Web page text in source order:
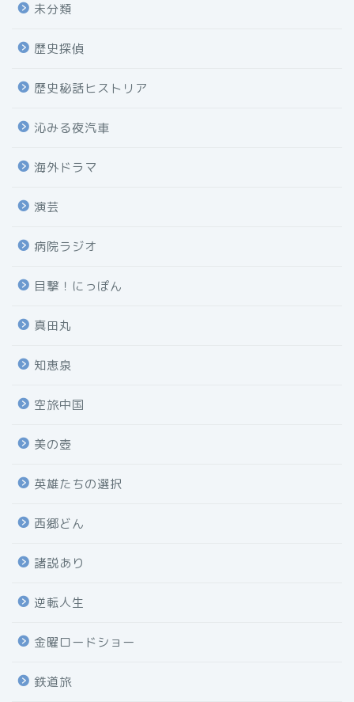
未分類
歴史探偵
歴史秘話ヒストリア
沁みる夜汽車
海外ドラマ
演芸
病院ラジオ
目撃！にっぽん
真田丸
知恵泉
空旅中国
美の壺
英雄たちの選択
西郷どん
諸説あり
逆転人生
金曜ロードショー
鉄道旅